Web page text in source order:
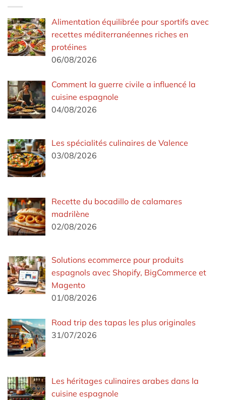
Alimentation équilibrée pour sportifs avec
recettes méditerranéennes riches en
protéines
06/08/2026
Comment la guerre civile a influencé la
cuisine espagnole
04/08/2026
Les spécialités culinaires de Valence
03/08/2026
Recette du bocadillo de calamares
madrilène
02/08/2026
Solutions ecommerce pour produits
espagnols avec Shopify, BigCommerce et
Magento
01/08/2026
Road trip des tapas les plus originales
31/07/2026
Les héritages culinaires arabes dans la
cuisine espagnole